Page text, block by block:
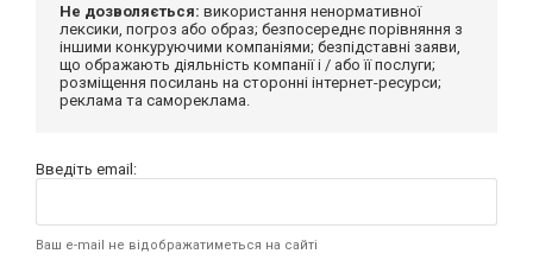
Не дозволяється: використання ненормативної
лексики, погроз або образ; безпосереднє порівняння з
іншими конкуруючими компаніями; безпідставні заяви,
що ображають діяльність компанії і / або її послуги;
розміщення посилань на сторонні інтернет-ресурси;
реклама та самореклама.
Введіть email:
Ваш e-mail не відображатиметься на сайті